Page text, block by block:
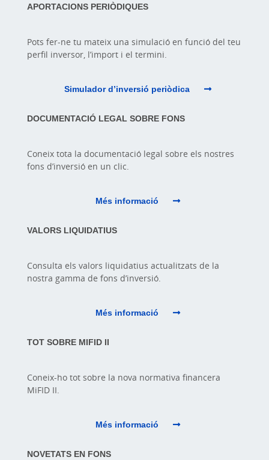
APORTACIONS PERIÒDIQUES
Pots fer-ne tu mateix una simulació en funció del teu
perfil inversor, l’import i el termini.
Simulador d’inversió periòdica
DOCUMENTACIÓ LEGAL SOBRE FONS
Coneix tota la documentació legal sobre els nostres
fons d’inversió en un clic.
Més informació
VALORS LIQUIDATIUS
Consulta els valors liquidatius actualitzats de la
nostra gamma de fons d’inversió.
Més informació
TOT SOBRE MIFID II
Coneix-ho tot sobre la nova normativa financera
MiFID II.
Més informació
NOVETATS EN FONS